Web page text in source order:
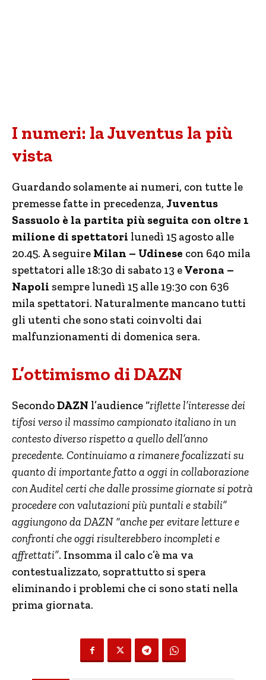
I numeri: la Juventus la più
vista
Guardando solamente ai numeri, con tutte le
premesse fatte in precedenza, Juventus
Sassuolo è la partita più seguita con oltre 1
milione di spettatori lunedì 15 agosto alle
20.45. A seguire Milan – Udinese con 640 mila
spettatori alle 18:30 di sabato 13 eVerona –
Napoli sempre lunedì 15 alle 19:30 con 636
mila spettatori. Naturalmente mancano tutti
gli utenti che sono stati coinvolti dai
malfunzionamenti di domenica sera.
L’ottimismo di DAZN
SecondoDAZN l’audience “riflette l’interesse dei
tifosi verso il massimo campionato italiano in un
contesto diverso rispetto a quello dell’anno
precedente. Continuiamo a rimanere focalizzati su
quanto di importante fatto a oggi in collaborazione
con Auditel certi che dalle prossime giornate si potrà
procedere con valutazioni più puntali e stabili”
aggiungono da DAZN “anche per evitare letture e
confronti che oggi risulterebbero incompleti e
affrettati”. Insomma il calo c’è ma va
contestualizzato, soprattutto si spera
eliminando i problemi che ci sono stati nella
prima giornata.